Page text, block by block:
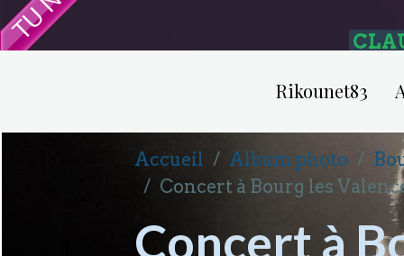
Rikounet83
Accueil Album photo
Concert à Bourg les
Concert à